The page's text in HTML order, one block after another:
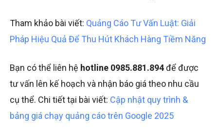
Tham khảo bài viết: Quảng Cáo Tư Vấn Luật: Giải
Pháp Hiệu Quả Để Thu Hút Khách Hàng Tiềm Năng
Bạn có thể liên hệ hotline 0985.881.894để được
tư vấn lên kế hoạch và nhận báo giá theo nhu cầu
cụ thể. Chi tiết tại bài viết: Cập nhật quy trình &
bảng giá chạy quảng cáo trên Google 2025